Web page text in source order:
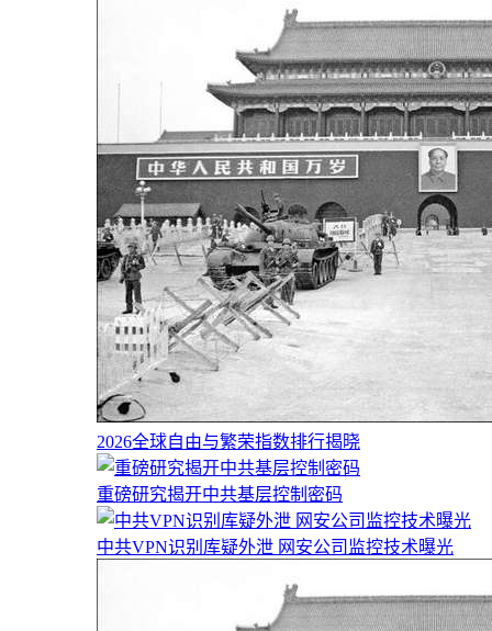
2026全球自由与繁荣指数排行揭晓
重磅研究揭开中共基层控制密码
中共VPN识别库疑外泄 网安公司监控技术曝光